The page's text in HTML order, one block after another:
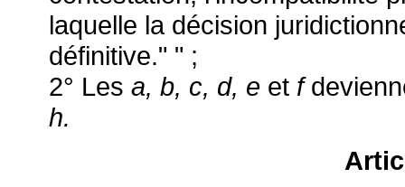
laquelle la décision
définitive." " ;
2° Les a, b, c, d, e et f
h.